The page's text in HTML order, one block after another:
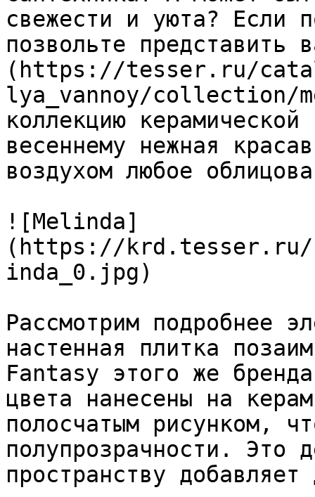
свежести и уюта? Если
позвольте
(https://tesser.ru/
lya_vannoy/collection/
коллекцию
весеннему нежная
воздухом любое
![Melinda]
(https://krd.tesser.ru/
inda_0.jpg)
Рассмотрим подробнее
настенная плитка
Fantasy этого же
цвета нанесены на
полосчатым рисунком,
полупрозрачности. Это
пространству